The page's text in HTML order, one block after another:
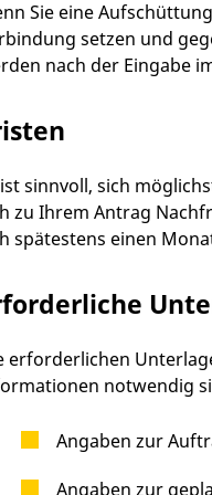
Sie eine
setzen und
nach der Eingabe
sinnvoll, sich
zu Ihrem Antrag
spätestens einen
erforderlichen
notwendig
Angaben zur
Angaben zur